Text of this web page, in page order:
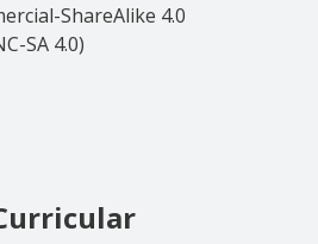
ShareAlike 4.0
SA 4.0)